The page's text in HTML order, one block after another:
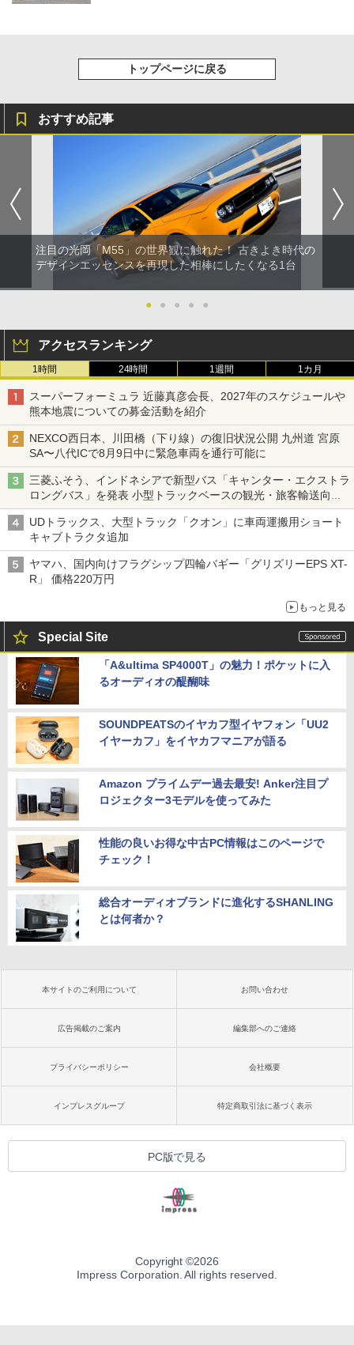
トップページに戻る
おすすめ記事
注目の光岡「M55」の世界観に触れた！ 古きよき時代の
デザインエッセンスを再現した相棒にしたくなる1台
● ● ● ● ●
アクセスランキング
1時間 24時間 1週間 1カ月
スーパーフォーミュラ 近藤真彦会長、2027年のスケジュールや
熊本地震についての募金活動を紹介
NEXCO西日本、川田橋（下り線）の復旧状況公開 九州道 宮原
SA〜八代ICで8月9日中に緊急車両を通行可能に
三菱ふそう、インドネシアで新型バス「キャンター・エクストラ
ロングバス」を発表 小型トラックベースの観光・旅客輸送向け
バス
UDトラックス、大型トラック「クオン」に車両運搬用ショート
キャブトラクタ追加
ヤマハ、国内向けフラグシップ四輪バギー「グリズリーEPS XT-
R」 価格220万円
もっと見る
Special Site
「A&ultima SP4000T」の魅力！ポケットに入
るオーディオの醍醐味
SOUNDPEATSのイヤカフ型イヤフォン「UU2
イヤーカフ」をイヤカフマニアが語る
Amazon プライムデー過去最安! Anker注目プ
ロジェクター3モデルを使ってみた
性能の良いお得な中古PC情報はこのページで
チェック！
総合オーディオブランドに進化するSHANLING
とは何者か？
本サイトのご利用について お問い合わせ
広告掲載のご案内 編集部へのご連絡
プライバシーポリシー 会社概要
インプレスグループ 特定商取引法に基づく表示
PC版で見る
Copyright ©2026
Impress Corporation. All rights reserved.